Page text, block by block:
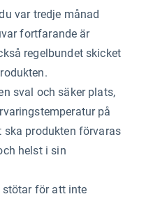
var tredje månad
fortfarande är
regelbundet skicket
sval och säker plats,
på
ska produkten förvaras
helst i sin
stötar för att inte